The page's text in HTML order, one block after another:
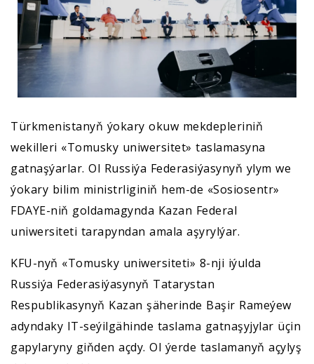
Türkmenistanyň ýokary okuw mekdepleriniň
wekilleri «Tomusky uniwersitet» taslamasyna
gatnaşýarlar. Ol Russiýa Federasiýasynyň ylym we
ýokary bilim ministrliginiň hem-de «Sosiosentr»
FDAYE-niň goldamagynda Kazan Federal
uniwersiteti tarapyndan amala aşyrylýar.
KFU-nyň «Tomusky uniwersiteti» 8-nji iýulda
Russiýa Federasiýasynyň Tatarystan
Respublikasynyň Kazan şäherinde Başir Rameýew
adyndaky IT-seýilgähinde taslama gatnaşyjylar üçin
gapylaryny giňden açdy. Ol ýerde taslamanyň açylyş